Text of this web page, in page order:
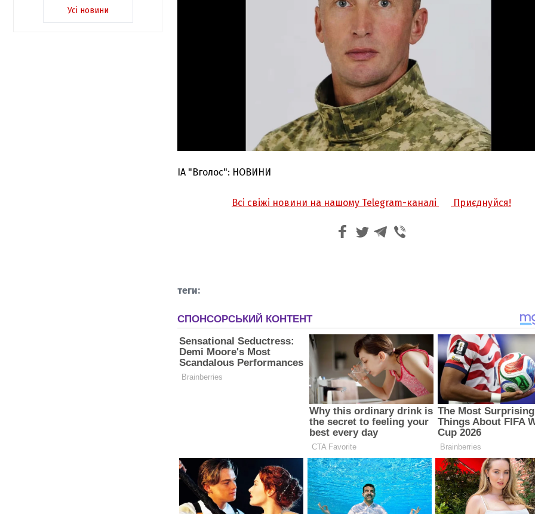
Усі новини
ІА "Вголос": НОВИНИ
Всі свіжі новини на нашому Telegram-каналі Приєднуйся!